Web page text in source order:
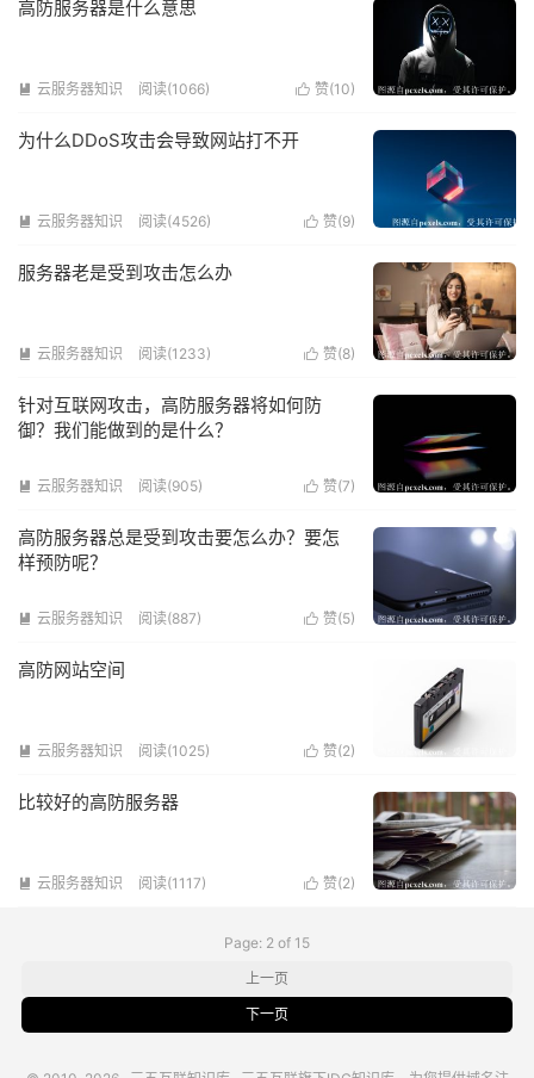
高防服务器是什么意思
 云服务器知识 阅读(1066)  赞(10)
为什么DDoS攻击会导致网站打不开
 云服务器知识 阅读(4526)  赞(9)
服务器老是受到攻击怎么办
 云服务器知识 阅读(1233)  赞(8)
针对互联网攻击，高防服务器将如何防
御？我们能做到的是什么？
 云服务器知识 阅读(905)  赞(7)
高防服务器总是受到攻击要怎么办？要怎
样预防呢？
 云服务器知识 阅读(887)  赞(5)
高防网站空间
 云服务器知识 阅读(1025)  赞(2)
比较好的高防服务器
 云服务器知识 阅读(1117)  赞(2)
Page: 2 of 15
上一页
下一页